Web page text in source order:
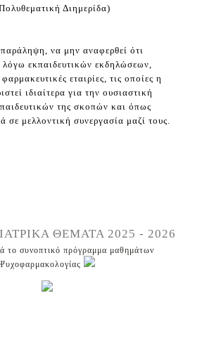
Διημερίδα)
να μην αναφερθεί ότι
λόγω εκπαιδευτικών εκδηλώσεων,
εταιρίες, τις οποίες η
ιδιαίτερα για την ουσιαστική
της σκοπών και όπως
σε μελλοντική συνεργασία μαζί τους.
ΘΕΜΑΤΑ 2025 - 2026
το συνοπτικό πρόγραμμα μαθημάτων